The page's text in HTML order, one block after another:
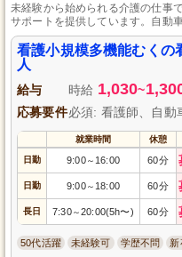
未経験から始められる介護の仕事
サポートを提供しています。自動
護福祉士の資格を活かしたい方に
ため、成長しながら多くの方々の
す。あなたも私たちと一緒に地域
看護小規模多機能むくの
人
給与 時給 1,030~
応募要件必須: 看護師、自動
就業時間 休憩
日勤 9:00～ 16:00 60分
日勤 9:00～ 18:00 60分
長日 7:30～20:00(5h〜) 60分
50代活躍 未経験可 学歴不問 新